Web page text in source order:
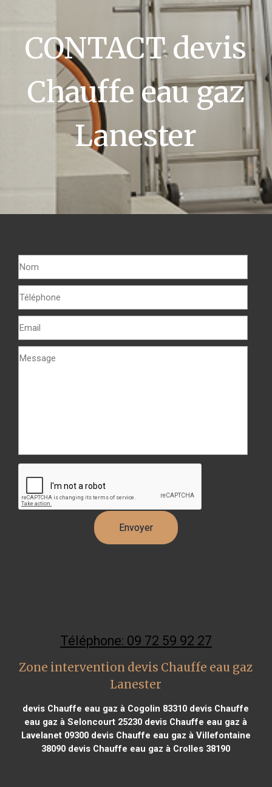
CONTACT devis
Chauffe eau gaz
Lanester
Téléphone: 09 72 59 92 27
Zone intervention devis Chauffe eau gaz
Lanester
devis Chauffe eau gaz à Cogolin 83310 devis Chauffe
eau gaz à Seloncourt 25230 devis Chauffe eau gaz à
Lavelanet 09300devis Chauffe eau gaz à Villefontaine
38090 devis Chauffe eau gaz à Crolles 38190